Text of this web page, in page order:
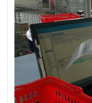
上海第三方仓储
仓储
上海托管仓库